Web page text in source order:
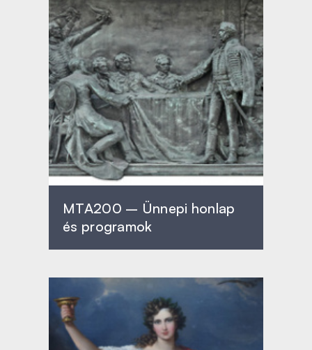
MTA200 – Ünnepi honlap
és programok